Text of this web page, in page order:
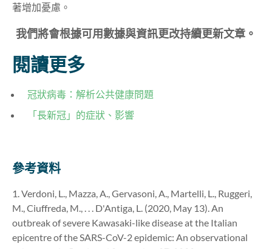
著增加憂慮。
我們將會根據可用數據與資訊更改持續更新文章。
閱讀更多
冠狀病毒：解析公共健康問題
「長新冠」的症狀、影響
參考資料
1. Verdoni, L., Mazza, A., Gervasoni, A., Martelli, L., Ruggeri,
M., Ciuffreda, M., . . . D'Antiga, L. (2020, May 13). An
outbreak of severe Kawasaki-like disease at the Italian
epicentre of the SARS-CoV-2 epidemic: An observational